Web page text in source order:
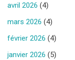
avril 2026 (4)
mars 2026 (4)
février 2026 (4)
janvier 2026 (5)